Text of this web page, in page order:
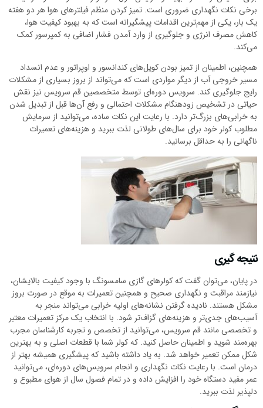
برخی نکات نگهداری ضروری است. تمیز کردن منظم فیلترهای هوا هر دو هفته
یک بار، یکی از مهم‌ترین اقدامات پیشگیرانه است که به بهبود کیفیت هوا،
کاهش مصرف انرژی و جلوگیری از وارد آمدن فشار اضافی به کمپرسور کمک
می‌کند.
همچنین، اطمینان از تمیز بودن کویل‌های کندانسور و اوپراتور و عدم انسداد
مسیر خروجی آب از دیگر مواردی است که می‌تواند از بروز بسیاری از مشکلات
رایج جلوگیری کند. سرویس دوره‌ای توسط متخصصین قم سرویس نیز نقش
حیاتی در تشخیص زودهنگام مشکلات احتمالی و رفع آن‌ها قبل از تبدیل شدن
به خرابی‌های بزرگ‌تر دارد. با رعایت این نکات ساده، می‌توانید از سرمایش
مطلوب کولر خود برای سال‌های طولانی لذت ببرید و هزینه‌های تعمیرات
ناگهانی را به حداقل برسانید.
نتیجه گیری
در پایان، می‌توان گفت که کولرهای گازی سامسونگ با وجود کیفیت بالایشان،
نیازمند مراقبت و نگهداری صحیح و همچنین تعمیرات به موقع در صورت بروز
مشکل هستند. نادیده گرفتن نشانه‌های اولیه خرابی می‌تواند منجر به
آسیب‌های جدی‌تر و هزینه‌های گزاف‌تر شود. با انتخاب یک مرکز تعمیرات معتبر
و تخصصی مانند قم سرویس، می‌توانید از تخصص و تجربه کارشناسان مجرب
بهره‌مند شوید و اطمینان حاصل کنید. که کولر شما با قطعات اصلی و به بهترین
شکل ممکن تعمیر خواهد شد. به یاد داشته باشید که پیشگیری همیشه بهتر از
درمان است. با رعایت نکات نگهداری و انجام سرویس‌های دوره‌ای، می‌توانید
عمر مفید دستگاه خود را افزایش داده و در تمام فصول سال از هوای مطبوع و
دلپذیر لذت ببرید.